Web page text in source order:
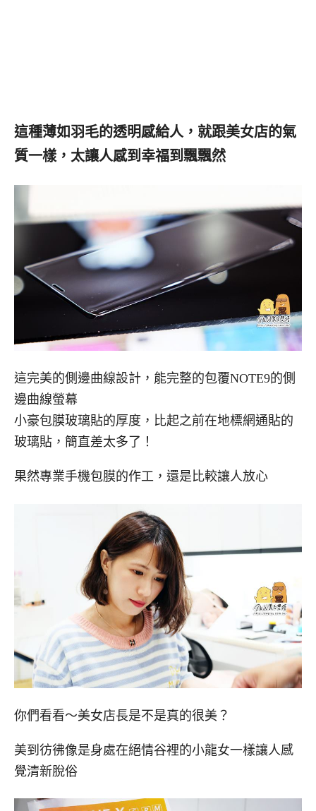
這種薄如羽毛的透明感給人，就跟美女店的氣
質一樣，太讓人感到幸福到飄飄然
這完美的側邊曲線設計，能完整的包覆NOTE9的側
邊曲線螢幕
小豪包膜玻璃貼的厚度，比起之前在地標網通貼的
玻璃貼，簡直差太多了！
果然專業手機包膜的作工，還是比較讓人放心
你們看看～美女店長是不是真的很美？
美到彷彿像是身處在絕情谷裡的小龍女一樣讓人感
覺清新脫俗